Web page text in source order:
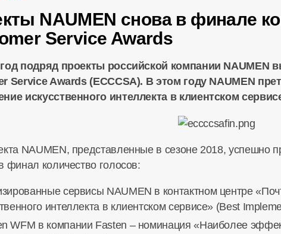
NAUMEN снова в финале
Service Awards
подряд проекты российской компании NAUMEN
Service Awards (ECCCSA). В этом году NAUMEN
искусственного интеллекта в клиентском
NAUMEN, представленные в сезоне 2018, успешно
финал количество голосов:
сервисы NAUMEN в контактном центре
интеллекта в клиентском сервисе» (Best
WFM в компании Fasten – номинация «Наиболее